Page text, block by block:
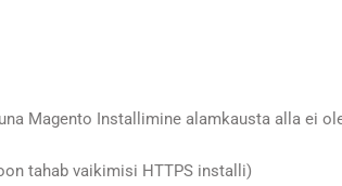
Magento Installimine alamkausta alla ei
tahab vaikimisi HTTPS installi)